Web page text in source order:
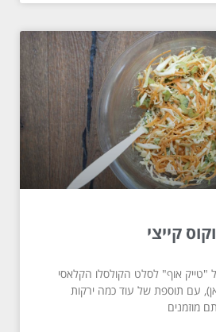
קייצי
אוף" לסלט הקולסלו הקלאסי
עם תוספת של עוד כמה ירקות
מוזמנים